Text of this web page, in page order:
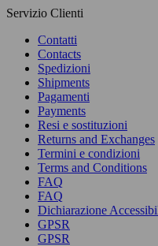
Servizio Clienti
Contatti
Contacts
Spedizioni
Shipments
Pagamenti
Payments
Resi e sostituzioni
Returns and Exchanges
Termini e condizioni
Terms and Conditions
FAQ
FAQ
Dichiarazione
GPSR
GPSR